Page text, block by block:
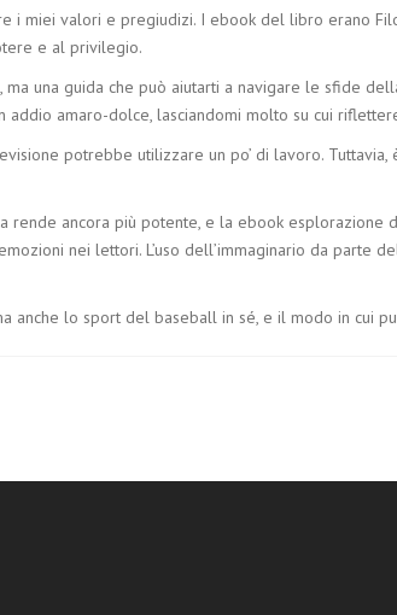
valori e pregiudizi. I ebook del libro erano
e al privilegio.
una guida che può aiutarti a navigare le sfide
addio amaro-dolce, lasciandomi molto su cui
potrebbe utilizzare un po’ di lavoro.
ancora più potente, e la ebook esplorazione
nei lettori. L’uso dell’immaginario da parte
anche lo sport del baseball in sé, e il modo in cui